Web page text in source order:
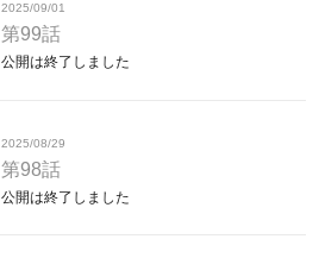
2025/09/01
第99話
公開は終了しました
2025/08/29
第98話
公開は終了しました